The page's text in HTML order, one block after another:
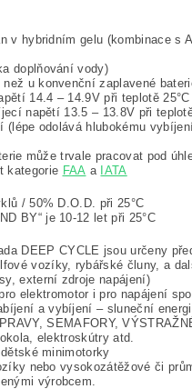
v hybridním gelu (kombinace s
doplňování vody)
u konvenční zaplavené
14.4 – 14.9V při teplotě 25°C
napětí 13.5 – 13.8V při
(lépe odolává hlubokému
může trvale pracovat pod
kategorie FAA a IATA
/ 50% D.O.D. při 25°C
BY“ je 10-12 let při 25°C
DEEP CYCLE jsou určeny
vozíky, rybářské čluny, a
externí zdroje napájení)
elektromotor i pro napájení
a vybíjení – sluneční
SEMAFORY,
elektroskútry atd.
minimotorky
nebo vysokozátěžové či
výrobcem.